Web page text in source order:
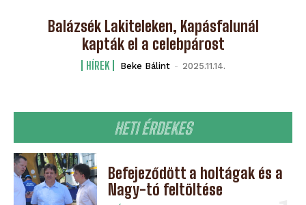
HETI ÉRDEKES
Befejeződött a holtágak és a
Nagy-tó feltöltése
Balázsék Lakiteleken, Kapásfalunál
kapták el a celebpárost
HÍREK Beke Bálint - 2025.11.14.